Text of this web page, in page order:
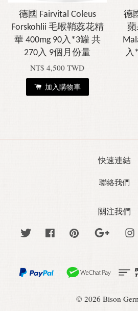
德國 Fairvital Coleus
Forskohlii 毛喉鞘蕊花精
華 400mg 90入*3罐 共
270入 9個月份量
NT$ 4,500 TWD
加入購物車
德
蘋
入
快速連結
聯絡我們
關注我們
Twitter Facebook Pinterest Google
© 2026 Bison